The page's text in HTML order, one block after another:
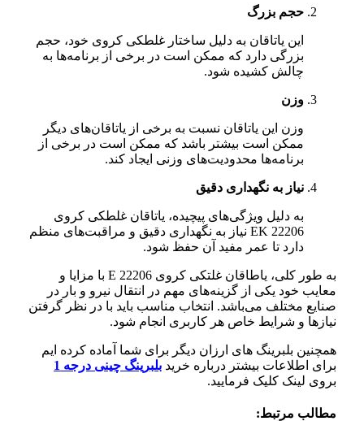
حجم بزرگ
این یاتاقان به دلیل ساختار غلطکی کروی خود، حجم
بزرگی دارد که ممکن است در برخی از برنامه‌ها به
چالش کشیده شود.
وزن
وزن این یاتاقان نسبت به برخی از یاتاقان‌های دیگر
ممکن است بیشتر باشد که ممکن است در برخی از
برنامه‌ها محدودیت‌های وزنی ایجاد کند.
نیاز به نگهداری دقیق
به دلیل ویژگی‌های پیچیده، یاتاقان غلطکی کروی
22206 EK نیاز به نگهداری دقیق و مراقبت‌های منظم
دارد تا عمر مفید آن حفظ شود.
به طور کلی، یاطاقان غلتکی کروی 22206 E با مزایا و
معایب خود یکی از گزینه‌های مهم در انتقال نیرو و بار در
صنایع مختلف می‌باشد. انتخاب مناسب باید با در نظر گرفتن
نیازها و شرایط خاص هر کاربری انجام شود.
همچنین بلبرینگ های ارزان دیگر برای شما آماده کرده ایم
برای اطلاعات بیشتر درباره خرید بلبرینگ چینی درجه 1
بروی لینک کلیک فرمایید.
مطالب مرتبط: